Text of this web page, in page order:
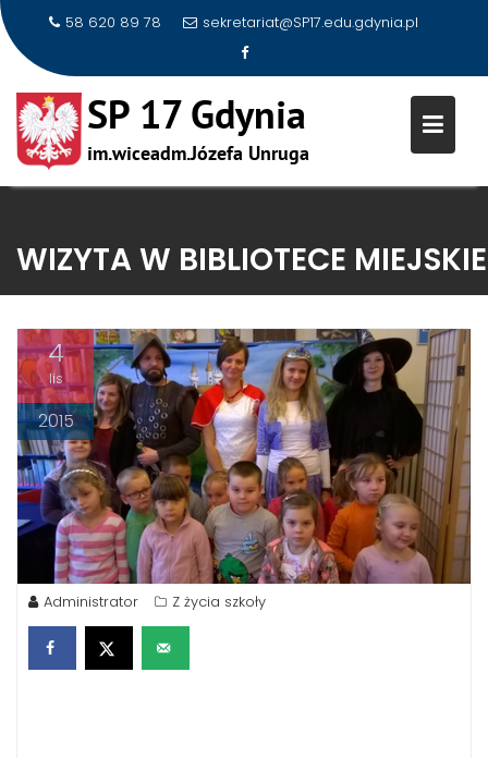
content
58 620 89 78 sekretariat@SP17.edu.gdynia.pl
WIZYTA W BIBLIOTECE
4
lis
2015
Administrator Z życia szkoły